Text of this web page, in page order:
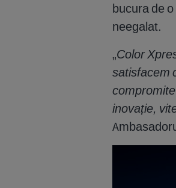
bucura de
neegalat.
„Color
satisfacem
inovație,